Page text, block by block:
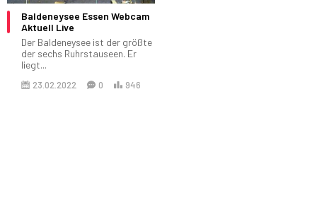
Baldeneysee Essen Webcam
Aktuell Live
Der Baldeneysee ist der größte
der sechs Ruhrstauseen. Er
liegt...
23.02.2022 0 946